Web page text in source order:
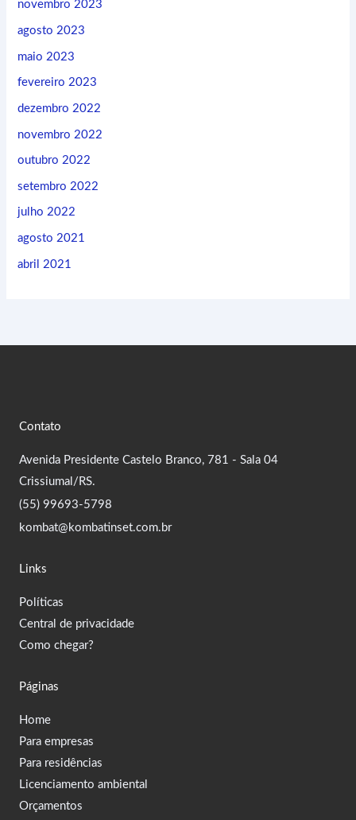
novembro 2023
agosto 2023
maio 2023
fevereiro 2023
dezembro 2022
novembro 2022
outubro 2022
setembro 2022
julho 2022
agosto 2021
abril 2021
Páginas
Home
Para empresas
Para residências
Licenciamento ambiental
Orçamentos
Links
Políticas
Central de privacidade
Como chegar?
Contato
Avenida Presidente Castelo Branco, 781 - Sala 04
Crissiumal/RS.
(55) 99693-5798
kombat@kombatinset.com.br